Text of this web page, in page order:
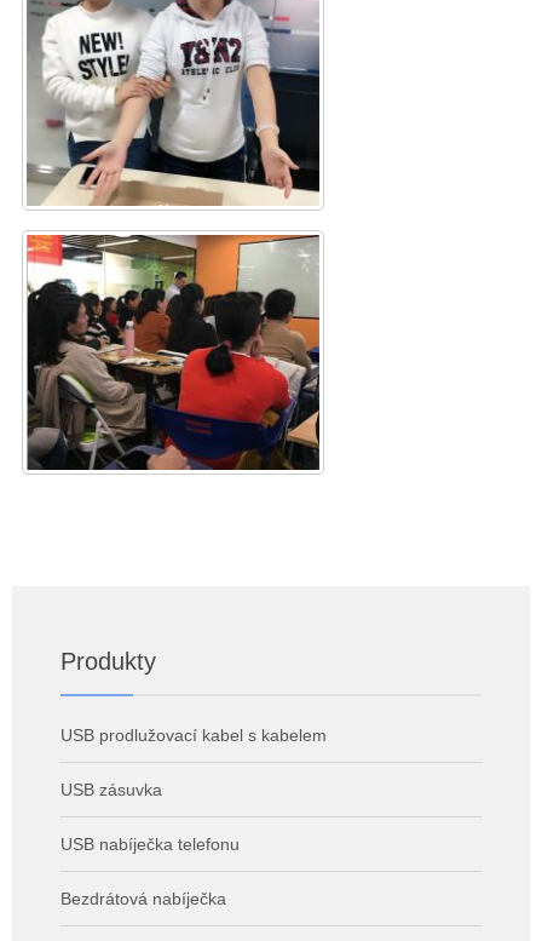
Produkty
USB prodlužovací kabel s kabelem
USB zásuvka
USB nabíječka telefonu
Bezdrátová nabíječka